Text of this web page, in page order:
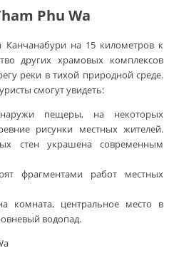
Phu Wa
на 15 километров к
других храмовых комплексов
реки в тихой природной среде.
смогут увидеть:
пещеры, на некоторых
рисунки местных жителей.
стен украшена современным
фрагментами работ местных
комната, центральное место в
водопад.